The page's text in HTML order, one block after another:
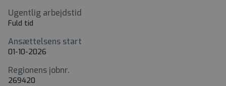
Ugentlig arbejdstid
Fuld tid
Ansættelsens start
01-10-2026
Regionens jobnr.
269420